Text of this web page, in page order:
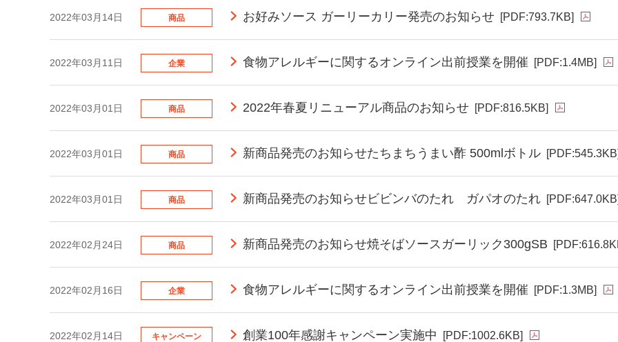
2022年03月14日 商品 お好みソース ガーリーカリー発売のお知らせ [PDF:793.7KB]
2022年03月11日 企業 食物アレルギーに関するオンライン出前授業を開催 [PDF:1.4MB]
2022年03月01日 商品 2022年春夏リニューアル商品のお知らせ [PDF:816.5KB]
2022年03月01日 商品 新商品発売のお知らせたちまちうまい酢 500mlボトル [PDF:545.3KB]
2022年03月01日 商品 新商品発売のお知らせビビンバのたれ ガパオのたれ [PDF:647.0KB]
2022年02月24日 商品 新商品発売のお知らせ焼そばソースガーリック300gSB
2022年02月16日 企業 食物アレルギーに関するオンライン出前授業を開催 [PDF:1.3MB]
2022年02月14日 キャンペーン 創業100年感謝キャンペーン実施中 [PDF:1002.6KB]